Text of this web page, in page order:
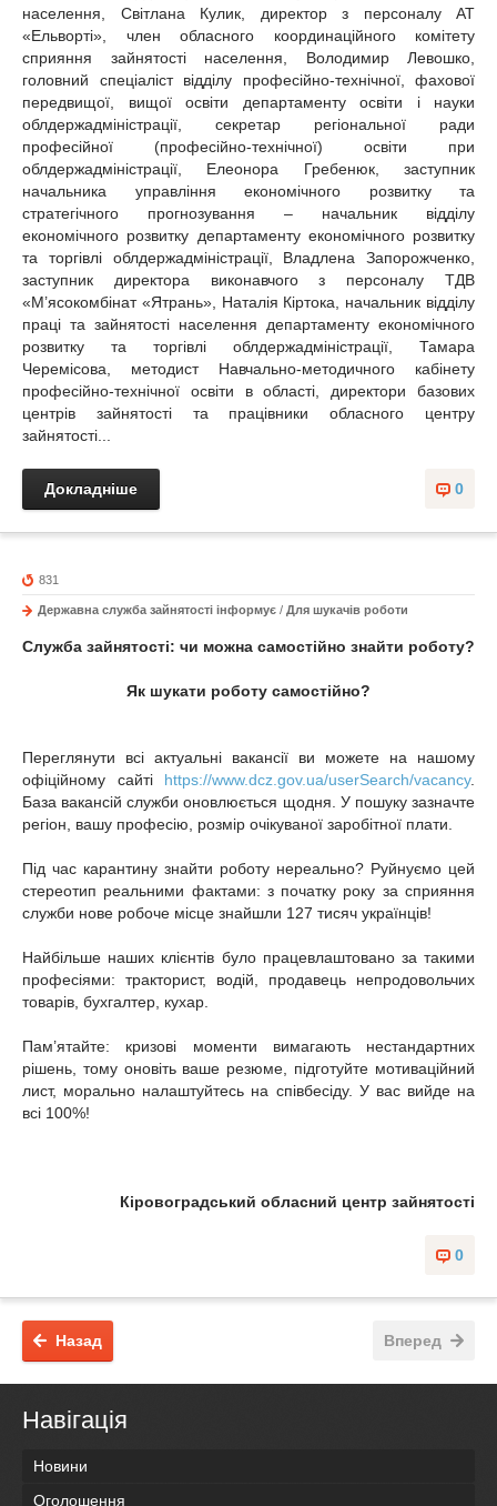
населення, Світлана Кулик, директор з персоналу АТ
«Ельворті», член обласного координаційного комітету
сприяння зайнятості населення, Володимир Левошко,
головний спеціаліст відділу професійно-технічної, фахової
передвищої, вищої освіти департаменту освіти і науки
облдержадміністрації, секретар регіональної ради
професійної (професійно-технічної) освіти при
облдержадміністрації, Елеонора Гребенюк, заступник
начальника управління економічного розвитку та
стратегічного прогнозування – начальник відділу
економічного розвитку департаменту економічного розвитку
та торгівлі облдержадміністрації, Владлена Запорожченко,
заступник директора виконавчого з персоналу ТДВ
«М’ясокомбінат «Ятрань», Наталія Кіртока, начальник відділу
праці та зайнятості населення департаменту економічного
розвитку та торгівлі облдержадміністрації, Тамара
Черемісова, методист Навчально-методичного кабінету
професійно-технічної освіти в області, директори базових
центрів зайнятості та працівники обласного центру
зайнятості...
0
Докладніше
831
Державна служба зайнятості інформує / Для шукачів роботи
Служба зайнятості: чи можна самостійно знайти роботу?
Як шукати роботу самостійно?
Переглянути всі актуальні вакансії ви можете на нашому
офіційному сайті https://www.dcz.gov.ua/userSearch/vacancy.
База вакансій служби оновлюється щодня. У пошуку зазначте
регіон, вашу професію, розмір очікуваної заробітної плати.
Під час карантину знайти роботу нереально? Руйнуємо цей
стереотип реальними фактами: з початку року за сприяння
служби нове робоче місце знайшли 127 тисяч українців!
Найбільше наших клієнтів було працевлаштовано за такими
професіями: тракторист, водій, продавець непродовольчих
товарів, бухгалтер, кухар.
Пам’ятайте: кризові моменти вимагають нестандартних
рішень, тому оновіть ваше резюме, підготуйте мотиваційний
лист, морально налаштуйтесь на співбесіду. У вас вийде на
всі 100%!
Кіровоградський обласний центр зайнятості
0
Вперед
Назад
Навігація
Новини
Оголошення